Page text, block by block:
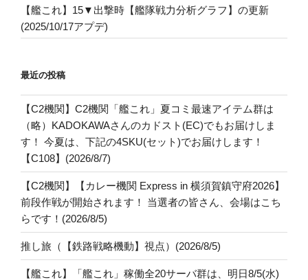
【艦これ】15▼出撃時【艦隊戦力分析グラフ】の更新
(2025/10/17アプデ)
最近の投稿
【C2機関】C2機関「艦これ」夏コミ最速アイテム群は
（略）KADOKAWAさんのカドスト(EC)でもお届けしま
す！ 今夏は、下記の4SKU(セット)でお届けします！
【C108】(2026/8/7)
【C2機関】【カレー機関 Express in 横須賀鎮守府2026】
前段作戦が開始されます！ 当選者の皆さん、会場はこち
らです！(2026/8/5)
推し旅（【鉄路戦略機動】視点）(2026/8/5)
【艦これ】「艦これ」稼働全20サーバ群は、明日8/5(水)